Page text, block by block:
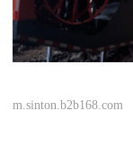
m.sinton.b2b168.com